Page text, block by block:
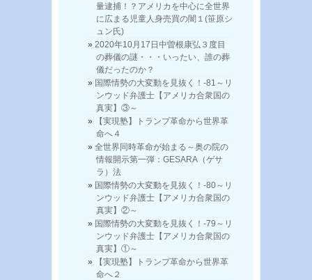
量逮捕！？アメリカを中心に全世界
に広まる児童人身売買の闇１(笹原シ
ュン氏)
2020年10月17日中曽根康弘３度目
の葬儀の謎・・・いったい、誰の葬
儀だったのか？
国際情勢の大変動を見抜く！-81～リ
ンウッド弁護士【アメリカ合衆国の
真実】③～
【実現塾】トランプ革命から世界革
命へ４
全世界同時革命が始まる～奥の院の
情報開示第一弾：GESARA（ゲサ
ラ）法
国際情勢の大変動を見抜く！-80～リ
ンウッド弁護士【アメリカ合衆国の
真実】②～
国際情勢の大変動を見抜く！-79～リ
ンウッド弁護士【アメリカ合衆国の
真実】①～
【実現塾】トランプ革命から世界革
命へ２